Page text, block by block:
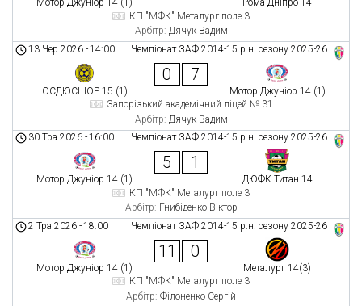
Мотор Джуніор 14 (1)
Рома-Дніпро 14
КП "МФК" Металург поле 3
Арбітр: Дячук Вадим
Чемпіонат ЗАФ 2014-15 р.н. сезону 2025-26
13 Чер 2026 -14:00
ОСДЮСШОР 15 (1)
0 7
Мотор Джуніор 14 (1)
Запорізький академічний ліцей № 31
Арбітр: Дячук Вадим
Чемпіонат ЗАФ 2014-15 р.н. сезону 2025-26
30 Тра 2026 -16:00
Мотор Джуніор 14 (1)
5 1
ДЮФК Титан 14
КП "МФК" Металург поле 3
Арбітр: Гнибіденко Віктор
Чемпіонат ЗАФ 2014-15 р.н. сезону 2025-26
2 Тра 2026 -18:00
Мотор Джуніор 14 (1)
11 0
Металург 14(3)
КП "МФК" Металург поле 3
Арбітр: Філоненко Сергій